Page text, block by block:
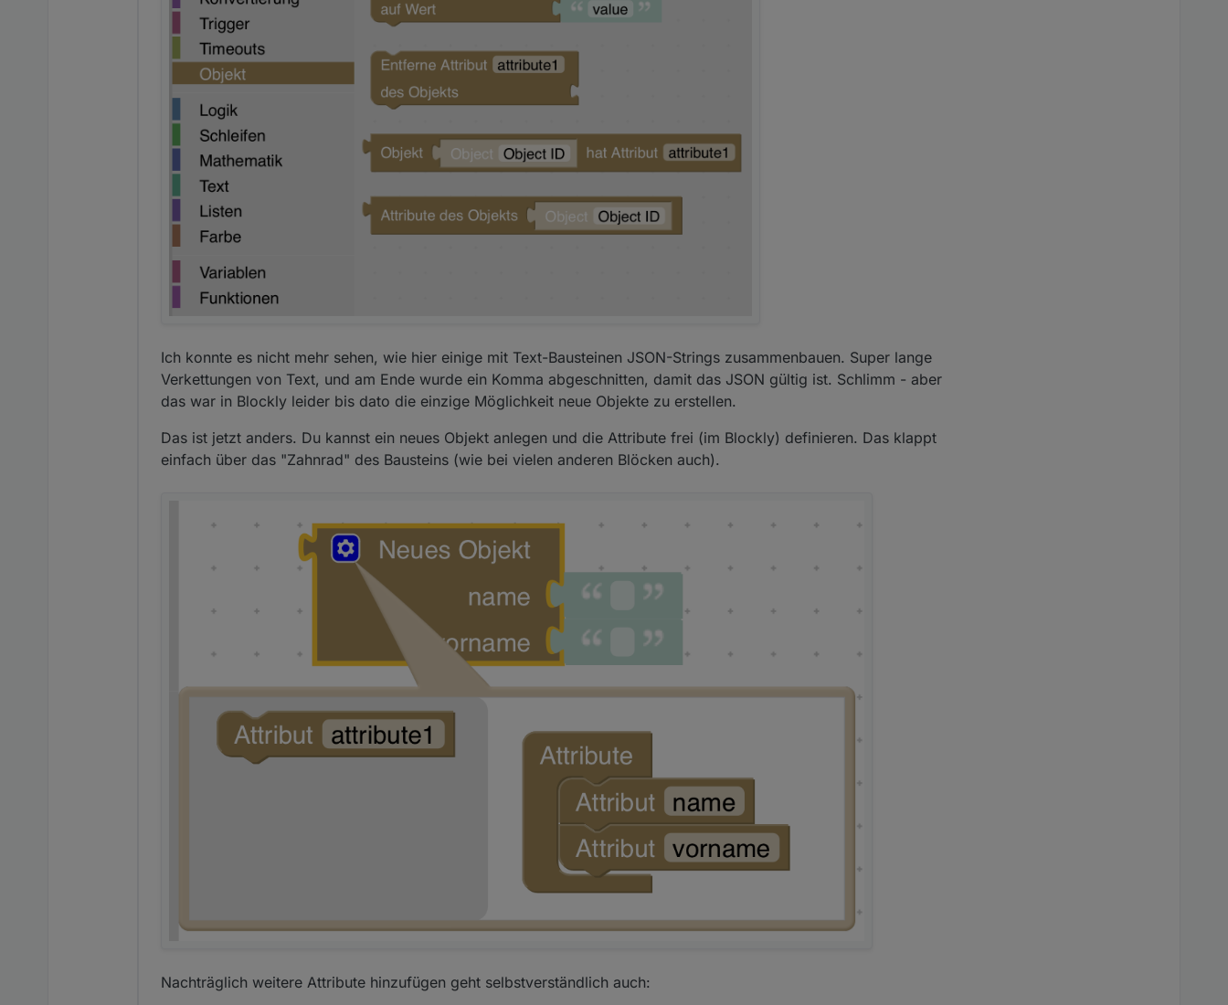
Ich konnte es nicht mehr sehen, wie hier einige mit Text-Bausteinen JSON-Strings zusammenbauen. Super lange
Verkettungen von Text, und am Ende wurde ein Komma abgeschnitten, damit das JSON gültig ist. Schlimm - aber
das war in Blockly leider bis dato die einzige Möglichkeit neue Objekte zu erstellen.
Das ist jetzt anders. Du kannst ein neues Objekt anlegen und die Attribute frei (im Blockly) definieren. Das klappt
einfach über das "Zahnrad" des Bausteins (wie bei vielen anderen Blöcken auch).
Nachträglich weitere Attribute hinzufügen geht selbstverständlich auch: